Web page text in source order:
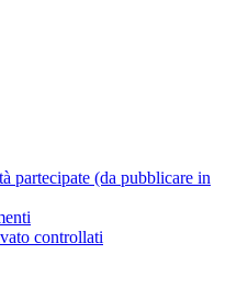
partecipate (da pubblicare in
controllati